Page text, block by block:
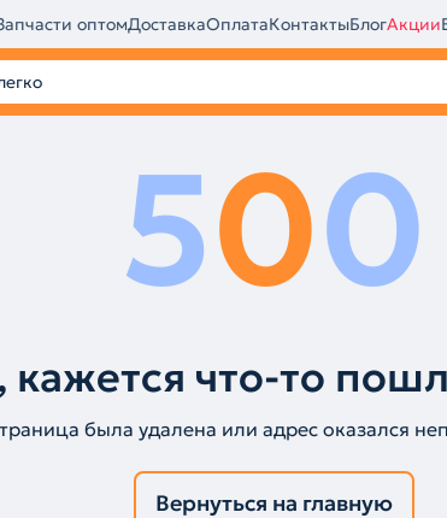
оптомДоставкаОплатаКонтактыБлогАкции
500
что-то
была удалена или адрес оказался
Вернуться на главную